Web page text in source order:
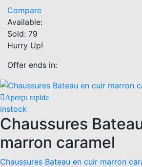
product
chosen
product
page
Compare
Available:
Sold: 79
Hurry Up!
Offer ends in:
Aperçu rapide
instock
Chaussures
marron caramel
Chaussures Bateau en cuir marron